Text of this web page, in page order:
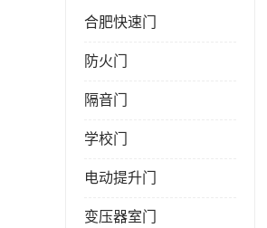
合肥快速门
防火门
隔音门
学校门
电动提升门
变压器室门